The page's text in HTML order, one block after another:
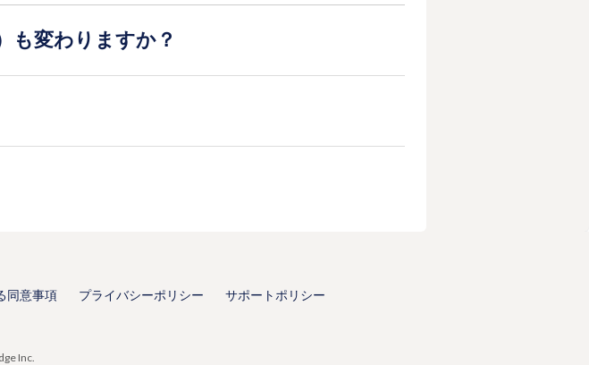
も変わりますか？
同意事項 プライバシーポリシー サポートポリシー
Inc.